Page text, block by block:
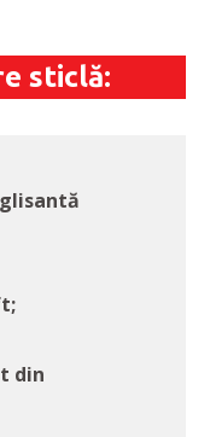
sticlă:
din